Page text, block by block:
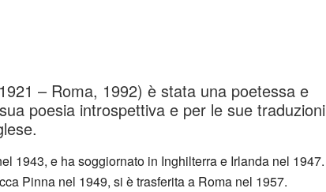
– Roma, 1992) è stata una poetessa e
poesia introspettiva e per le sue traduzioni
1943, e ha soggiornato in Inghilterra e Irlanda nel 1947.
Pinna nel 1949, si è trasferita a Roma nel 1957.